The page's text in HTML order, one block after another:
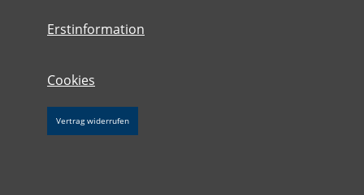
Erstinformation
Cookies
Vertrag widerrufen